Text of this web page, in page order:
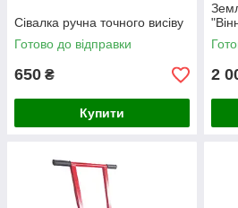
Сівалка ручна точного висіву
Готово до відправки
650 ₴
Купити
2